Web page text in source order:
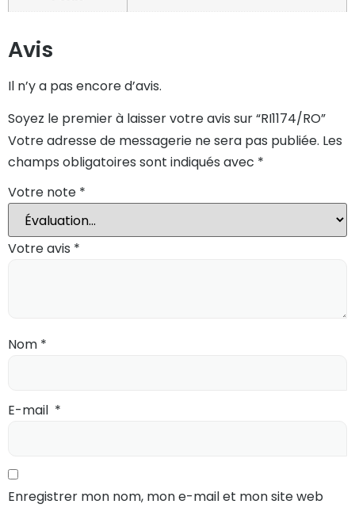
Avis
Il n’y a pas encore d’avis.
Soyez le premier à laisser votre avis sur “RI1174/RO”
Votre adresse de messagerie ne sera pas publiée. Les
champs obligatoires sont indiqués avec *
Votre note *
Votre avis *
Nom *
E-mail *
Enregistrer mon nom, mon e-mail et mon site web